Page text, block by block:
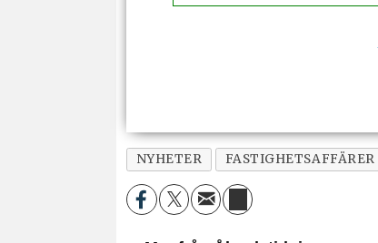
NYHETER FASTIGHETSAFFÄRER